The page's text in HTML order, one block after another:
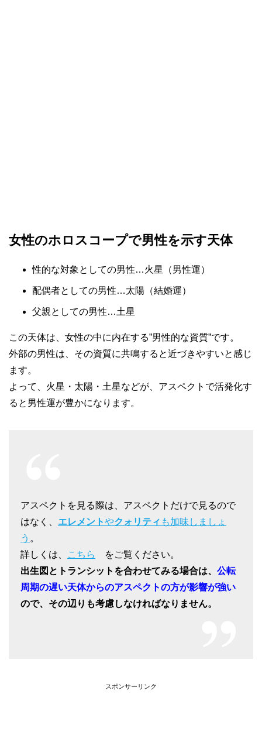
女性のホロスコープで男性を示す天体
性的な対象としての男性…火星（男性運）
配偶者としての男性…太陽（結婚運）
父親としての男性…土星
この天体は、女性の中に内在する”男性的な資質”です。
外部の男性は、その資質に共鳴すると近づきやすいと感じ
ます。
よって、火星・太陽・土星などが、アスペクトで活発化す
ると男性運が豊かになります。
アスペクトを見る際は、アスペクトだけで見るので
はなく、 エレメントやクォリティ も加味しましょ
う 。
詳しくは、
こちら
をご覧ください。
出生図とトランシットを合わせてみる場合は、 公転
周期の遅い天体からのアスペクトの方が影響が強い
ので、その辺りも考慮しなければなりません。
スポンサーリンク